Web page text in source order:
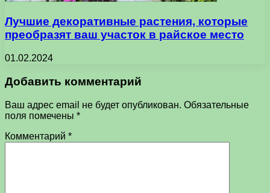
Лучшие декоративные растения, которые
преобразят ваш участок в райское место
01.02.2024
Добавить комментарий
Ваш адрес email не будет опубликован. Обязательные
поля помечены *
Комментарий *